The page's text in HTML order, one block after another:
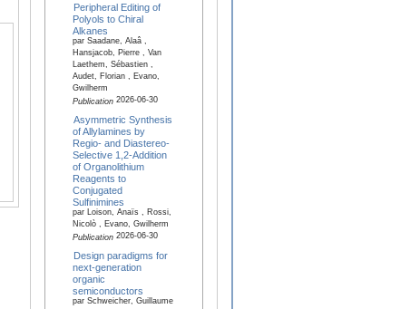
Peripheral Editing of
Polyols to Chiral
Alkanes
par Saadane, Alaâ ,
Hansjacob, Pierre , Van
Laethem, Sébastien ,
Audet, Florian , Evano,
Gwilherm
Publication2026-06-30
Asymmetric Synthesis
of Allylamines by
Regio- and Diastereo-
Selective 1,2-Addition
of Organolithium
Reagents to
Conjugated
Sulfinimines
par Loison, Anaïs , Rossi,
Nicolò , Evano, Gwilherm
Publication2026-06-30
Design paradigms for
next-generation
organic
semiconductors
par Schweicher, Guillaume